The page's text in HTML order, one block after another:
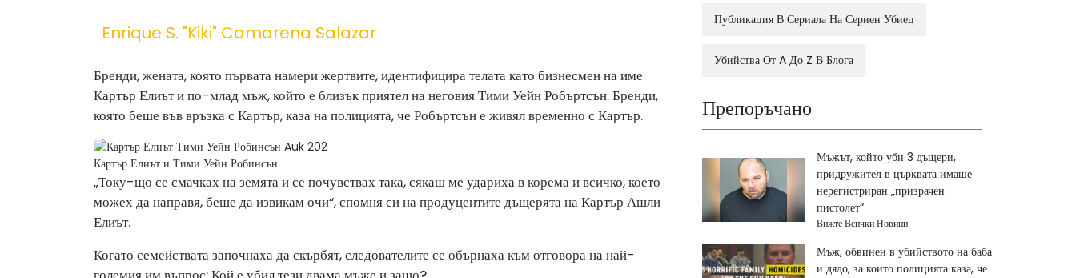
Enrique S. "kiki" Camarena Salazar
Бренди, жената, която първата намери жертвите, идентифицира телата като бизнесмен на име
Картър Елиът и по-млад мъж, който е близък приятел на неговия Тими Уейн Робъртсън. Бренди,
която беше във връзка с Картър, каза на полицията, че Робъртсън е живял временно с Картър.
Картър Елиът и Тими Уейн Робинсън
„Току-що се смачках на земята и се почувствах така, сякаш ме удариха в корема и всичко, което
можех да направя, беше да извикам очи“, спомня си на продуцентите дъщерята на Картър Ашли
Елиът.
Когато семействата започнаха да скърбят, следователите се обърнаха към отговора на най-
Публикация В Сериала На Сериен Убиец
Убийства От A До Z В Блога
Препоръчано
Мъжът, който уби 3 дъщери,
придружител в църквата имаше
нерегистриран „призрачен
пистолет“
Вижте Всички Новини
Мъж, обвинен в убийството на баба
и дядо, за които полицията каза, че